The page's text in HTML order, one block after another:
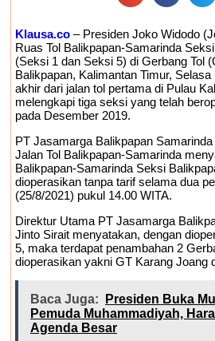
Klausa.co – Presiden Joko Widodo
Ruas Tol Balikpapan-Samarinda
(Seksi 1 dan Seksi 5) di Gerbang Tol
Balikpapan, Kalimantan Timur,
akhir dari jalan tol pertama di Pulau
melengkapi tiga seksi yang telah
pada Desember 2019.
PT Jasamarga Balikpapan
Jalan Tol Balikpapan-Samarinda
Balikpapan-Samarinda Seksi
dioperasikan tanpa tarif selama dua
(25/8/2021) pukul 14.00 WITA.
Direktur Utama PT Jasamarga
Jinto Sirait menyatakan, dengan
5, maka terdapat penambahan 2
dioperasikan yakni GT Karang Joang
Baca Juga:
Presiden Buka
Pemuda Muhammadiyah,
Agenda Besar